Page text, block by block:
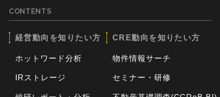
CONTENTS
経営動向を知りたい方
ホットワード分析
IRストレージ
CRE動向を知りたい方
物件情報サーチ
セミナー・研修